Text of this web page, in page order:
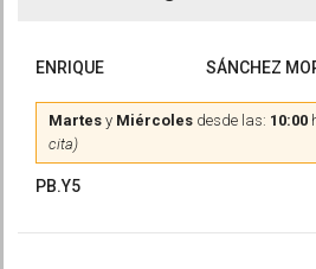
ENRIQUE SÁNCHEZ
Martes y Miércoles desde las: 10:00
cita)
PB.Y5